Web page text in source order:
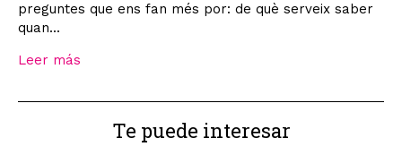
preguntes que ens fan més por: de què serveix saber
quan...
Leer más
Te puede interesar